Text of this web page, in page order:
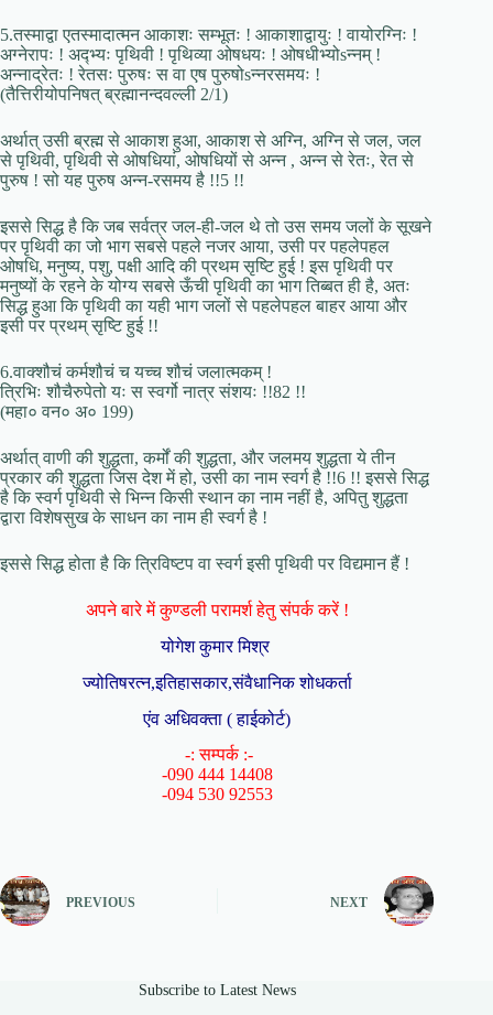
5.तस्माद्वा एतस्मादात्मन आकाशः सम्भूतः ! आकाशाद्वायुः ! वायोरग्निः !
अग्नेरापः ! अद्भ्यः पृथिवी ! पृथिव्या ओषधयः ! ओषधीभ्योsन्नम् !
अन्नाद्रेतः ! रेतसः पुरुषः स वा एष पुरुषोsन्नरसमयः !
(तैत्तिरीयोपनिषत् ब्रह्मानन्दवल्ली 2/1)
अर्थात् उसी ब्रह्म से आकाश हुआ, आकाश से अग्नि, अग्नि से जल, जल
से पृथिवी, पृथिवी से ओषधियां, ओषधियों से अन्न , अन्न से रेतः, रेत से
पुरुष ! सो यह पुरुष अन्न-रसमय है !!5 !!
इससे सिद्ध है कि जब सर्वत्र जल-ही-जल थे तो उस समय जलों के सूखने
पर पृथिवी का जो भाग सबसे पहले नजर आया, उसी पर पहलेपहल
ओषधि, मनुष्य, पशु, पक्षी आदि की प्रथम सृष्टि हुई ! इस पृथिवी पर
मनुष्यों के रहने के योग्य सबसे ऊँची पृथिवी का भाग तिब्बत ही है, अतः
सिद्ध हुआ कि पृथिवी का यही भाग जलों से पहलेपहल बाहर आया और
इसी पर प्रथम् सृष्टि हुई !!
6.वाक्शौचं कर्मशौचं च यच्च शौचं जलात्मकम् !
त्रिभिः शौचैरुपेतो यः स स्वर्गो नात्र संशयः !!82 !!
(महा० वन० अ० 199)
अर्थात् वाणी की शुद्धता, कर्मों की शुद्धता, और जलमय शुद्धता ये तीन
प्रकार की शुद्धता जिस देश में हो, उसी का नाम स्वर्ग है !!6 !! इससे सिद्ध
है कि स्वर्ग पृथिवी से भिन्न किसी स्थान का नाम नहीं है, अपितु शुद्धता
द्वारा विशेषसुख के साधन का नाम ही स्वर्ग है !
इससे सिद्ध होता है कि त्रिविष्टप वा स्वर्ग इसी पृथिवी पर विद्यमान हैं !
अपने बारे में कुण्डली परामर्श हेतु संपर्क करें !
योगेश कुमार मिश्र
ज्योतिषरत्न,इतिहासकार,संवैधानिक शोधकर्ता
एंव अधिवक्ता ( हाईकोर्ट)
-: सम्पर्क :-
-090 444 14408
-094 530 92553
PREVIOUS NEXT
Subscribe to Latest News